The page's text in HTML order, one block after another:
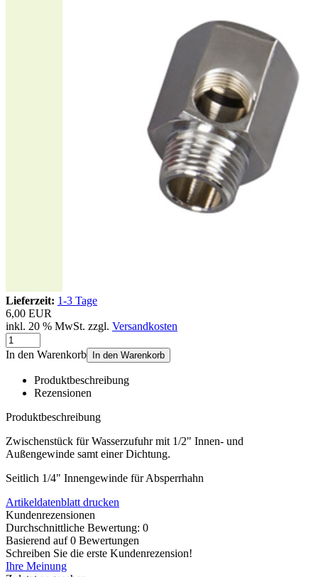
Lieferzeit: 1-3 Tage
6,00 EUR
inkl. 20 % MwSt. zzgl. Versandkosten
In den Warenkorb In den Warenkorb
Produktbeschreibung
Rezensionen
Produktbeschreibung
Zwischenstück für Wasserzufuhr mit 1/2" Innen- und
Außengewinde samt einer Dichtung.
Seitlich 1/4" Innengewinde für Absperrhahn
Artikeldatenblatt drucken
Kundenrezensionen
Durchschnittliche Bewertung: 0
Basierend auf 0 Bewertungen
Schreiben Sie die erste Kundenrezension!
Ihre Meinung